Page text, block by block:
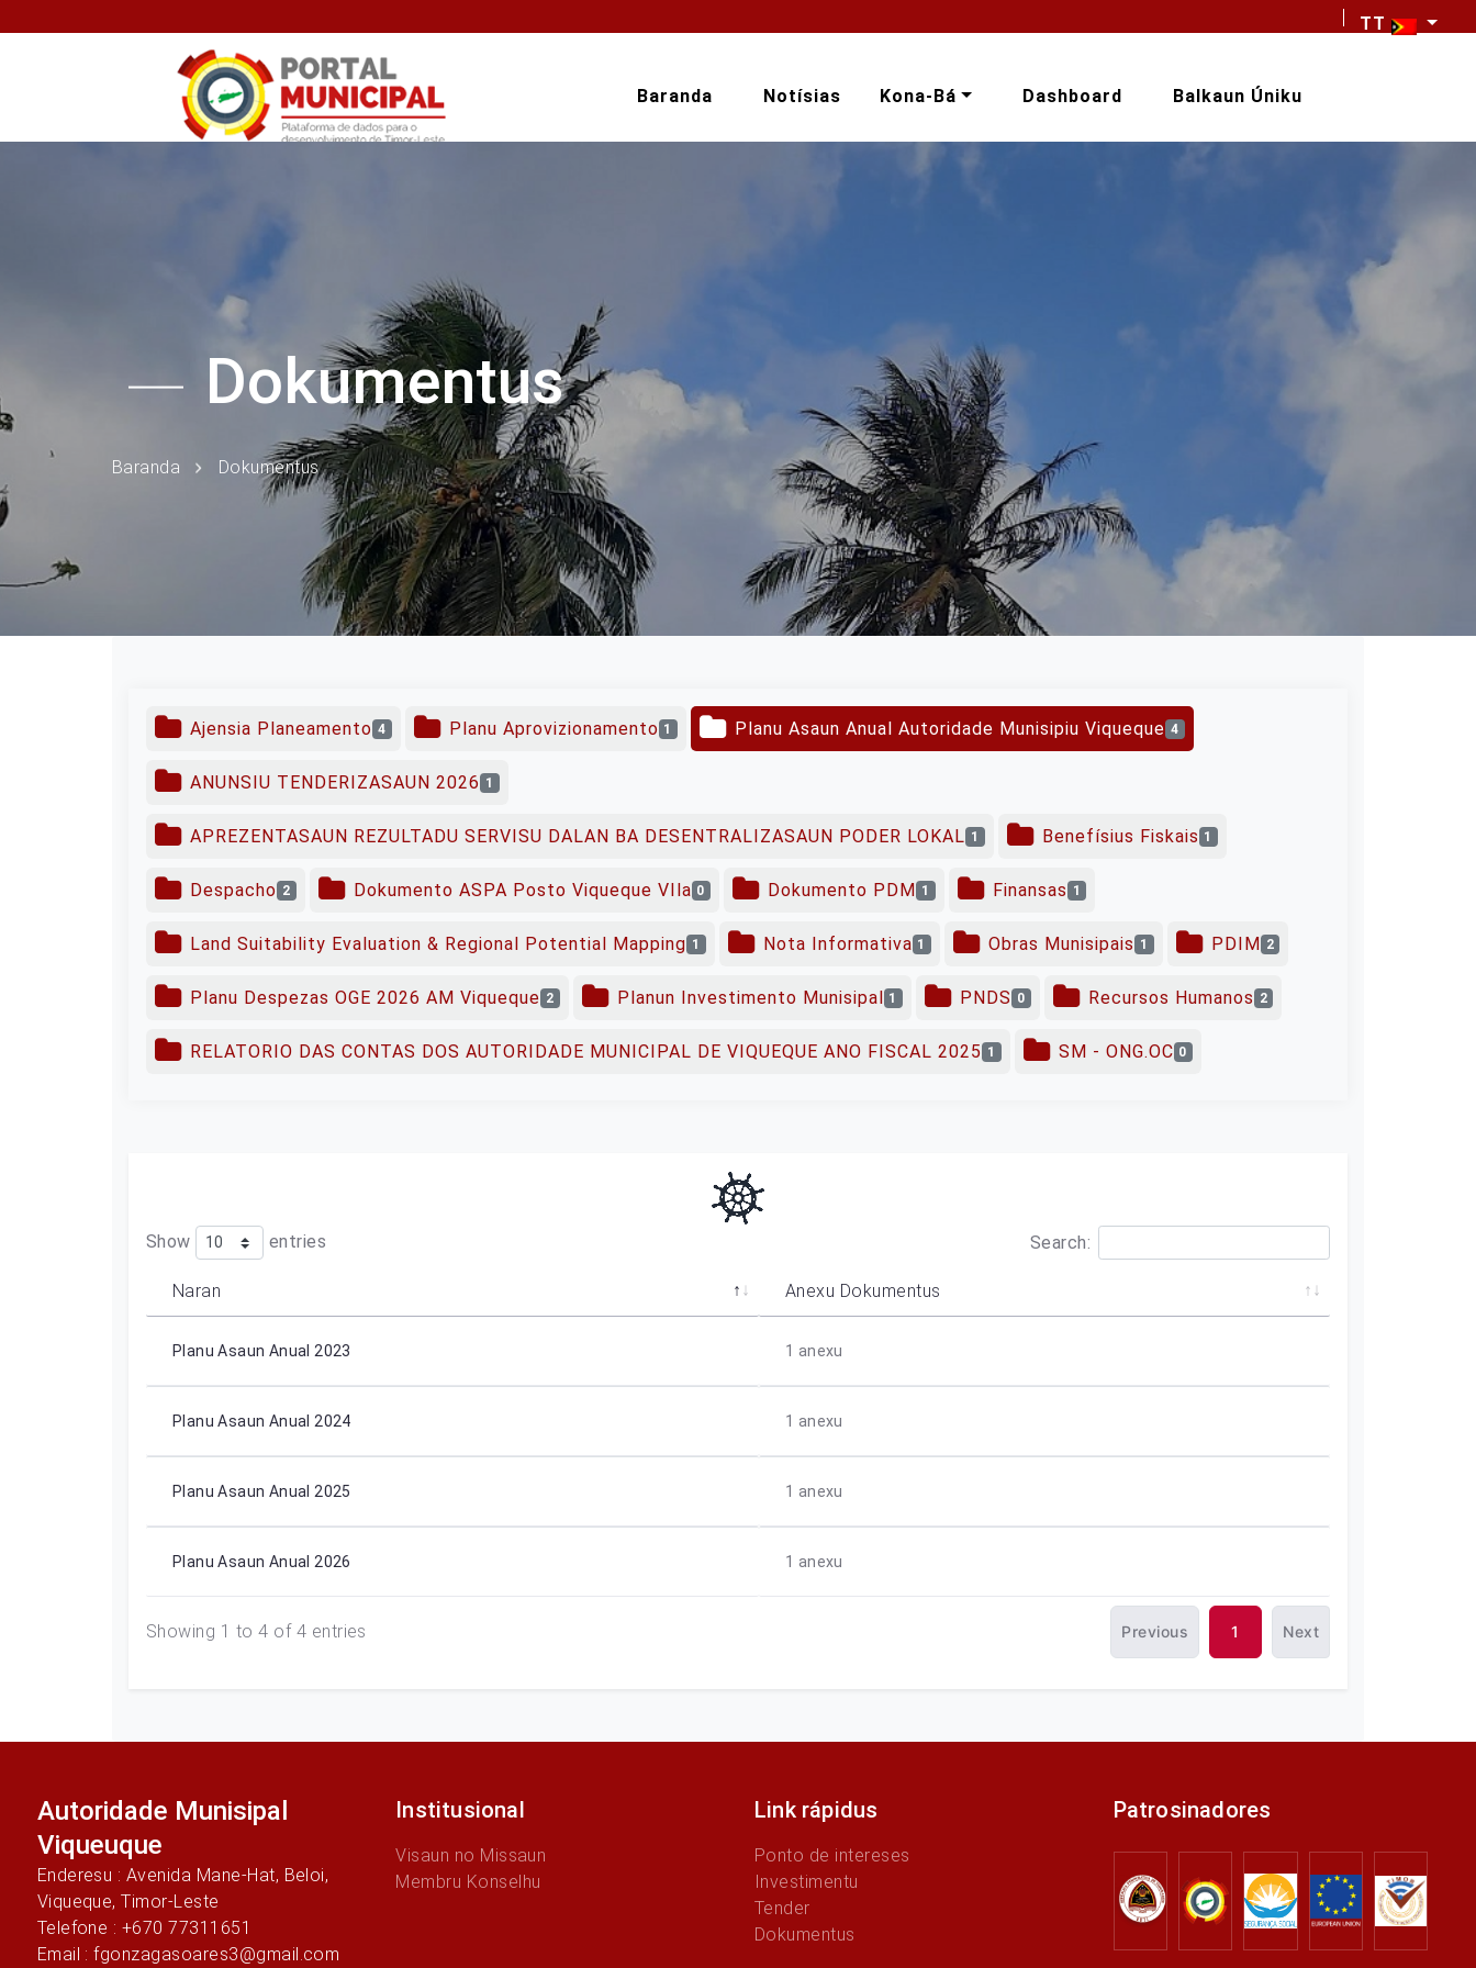
TT
Baranda Notísias Kona-Bá Dashboard Balkaun Úniku
Dokumentus
Baranda Dokumentus
Ajensia Planeamento 4 Planu Aprovizionamento 1 Planu Asaun Anual Autoridade Munisipiu Viqueque 4
ANUNSIU TENDERIZASAUN 2026 1
APREZENTASAUN REZULTADU SERVISU DALAN BA DESENTRALIZASAUN PODER LOKAL 1 Benefísius Fiskais 1
Despacho 2 Dokumento ASPA Posto Viqueque VIla 0 Dokumento PDM 1 Finansas 1
Land Suitability Evaluation & Regional Potential Mapping 1 Nota Informativa 1 Obras Munisipais 1 PDIM 2
Planu Despezas OGE 2026 AM Viqueque 2 Planun Investimento Munisipal 1 PNDS 0 Recursos Humanos 2
RELATORIO DAS CONTAS DOS AUTORIDADE MUNICIPAL DE VIQUEQUE ANO FISCAL 2025 1 SM - ONG.OC 0
Show entries Search:
Naran Anexu Dokumentus
Planu Asaun Anual 2023 1 anexu
Planu Asaun Anual 2024 1 anexu
Planu Asaun Anual 2025 1 anexu
Planu Asaun Anual 2026 1 anexu
Showing 1 to 4 of 4 entries Previous 1 Next
Autoridade Munisipal
Viqueuque
Enderesu : Avenida Mane-Hat, Beloi,
Viqueque, Timor-Leste
Telefone : +670 77311651
Email : fgonzagasoares3@gmail.com
Institusional
Visaun no Missaun
Membru Konselhu
Link rápidus
Ponto de intereses
Investimentu
Tender
Dokumentus
Patrosinadores